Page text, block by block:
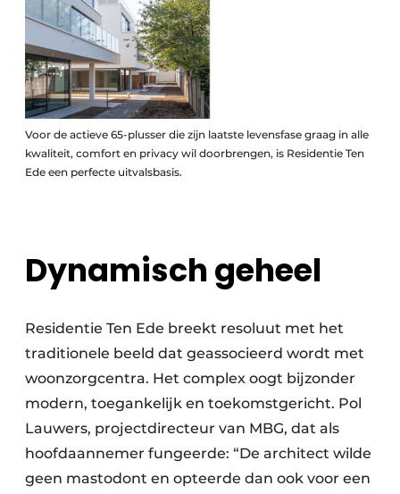
Voor de actieve 65-plusser die zijn laatste levensfase graag in alle
kwaliteit, comfort en privacy wil doorbrengen, is Residentie Ten
Ede een perfecte uitvalsbasis.
Dynamisch geheel
Residentie Ten Ede breekt resoluut met het
traditionele beeld dat geassocieerd wordt met
woonzorgcentra. Het complex oogt bijzonder
modern, toegankelijk en toekomstgericht. Pol
Lauwers, projectdirecteur van MBG, dat als
hoofdaannemer fungeerde: “De architect wilde
geen mastodont en opteerde dan ook voor een